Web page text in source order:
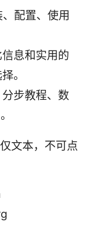
配置、使用
息和实用的
。
步教程、数
文本，不可点